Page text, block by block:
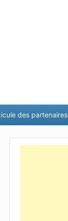
des partenaires